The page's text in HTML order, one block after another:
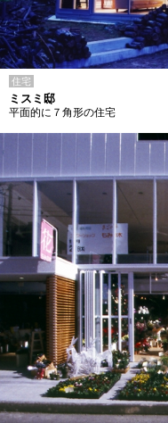
住宅
ミスミ邸
平面的に７角形の住宅